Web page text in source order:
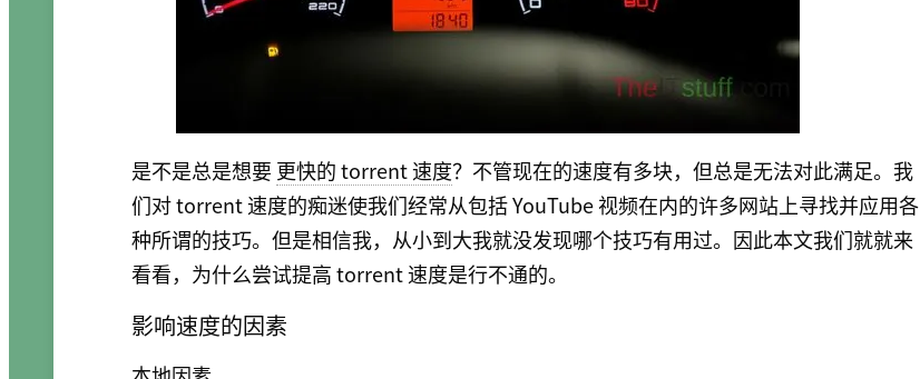
是不是总是想要 更快的 torrent 速度？不管现在的速度有多块，但总是无法对此满足。我
们对 torrent 速度的痴迷使我们经常从包括 YouTube 视频在内的许多网站上寻找并应用各
种所谓的技巧。但是相信我，从小到大我就没发现哪个技巧有用过。因此本文我们就就来
看看，为什么尝试提高 torrent 速度是行不通的。
影响速度的因素